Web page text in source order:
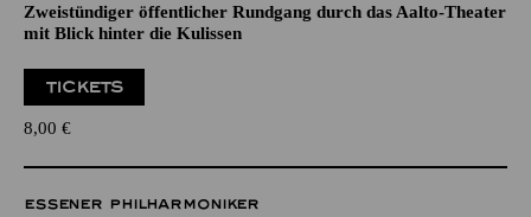
Zweistündiger öffentlicher Rundgang durch das Aalto-Theater
mit Blick hinter die Kulissen
TICKETS
8,00 €
ESSENER PHILHARMONIKER